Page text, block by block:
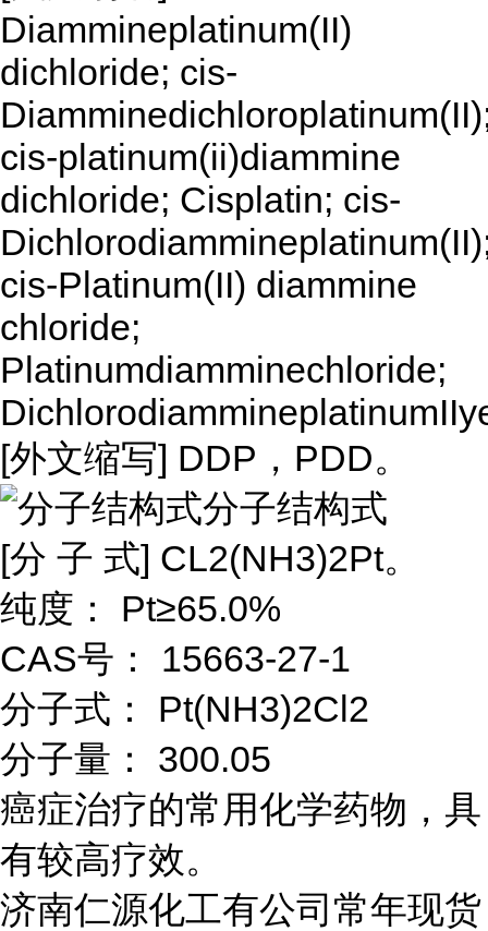
Diammineplatinum(II)
dichloride; cis-
cis-platinum(ii)diammine
dichloride; Cisplatin; cis-
cis-Platinum(II) diammine
chloride;
Platinumdiamminechloride;
[外文缩写] DDP，PDD。
分子结构式
[分 子 式] CL2(NH3)2Pt。
纯度： Pt≥65.0%
CAS号： 15663-27-1
分子式： Pt(NH3)2Cl2
分子量： 300.05
癌症治疗的常用化学药物，具
有较高疗效。
济南仁源化工有公司常年现货